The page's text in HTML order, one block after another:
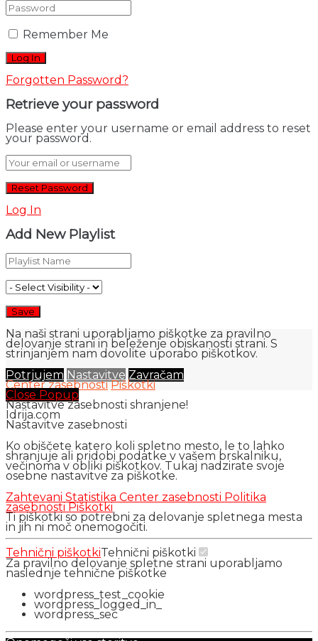
Remember Me
Forgotten Password?
Retrieve your password
Please enter your username or email address to reset
your password.
Log In
Add New Playlist
Na naši strani uporabljamo piškotke za pravilno
delovanje strani in beleženje obiskanosti strani. S
strinjanjem nam dovolite uporabo piškotkov.
Potrjujem Nastavitve Zavračam
Center zasebnosti Piškotki
Close Popup
Nastavitve zasebnosti shranjene!
Idrija.com
Nastavitve zasebnosti
Ko obiščete katero koli spletno mesto, le to lahko
shranjuje ali pridobi podatke v vašem brskalniku,
večinoma v obliki piškotkov. Tukaj nadzirate svoje
osebne nastavitve za piškotke.
Zahtevani Statistika Center zasebnosti Politika
zasebnosti Piškotki
Ti piškotki so potrebni za delovanje spletnega mesta
in jih ni moč onemogočiti.
Tehnični piškotkiTehnični piškotki
Za pravilno delovanje spletne strani uporabljamo
naslednje tehnične piškotke
wordpress_test_cookie
wordpress_logged_in_
wordpress_sec